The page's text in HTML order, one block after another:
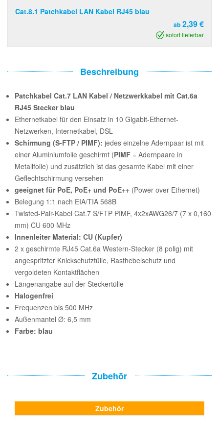
Cat.8.1 Patchkabel LAN Kabel RJ45 blau
ab 2,39 €
sofort lieferbar
Beschreibung
Patchkabel Cat.7 LAN Kabel / Netzwerkkabel mit Cat.6a
RJ45 Stecker blau
Ethernetkabel für den Einsatz in 10 Gigabit-Ethernet-
Netzwerken, Internetkabel, DSL
Schirmung (S-FTP / PIMF): jedes einzelne Adernpaar ist mit
einer Aluminiumfolie geschirmt (PIMF = Adernpaare in
Metallfolie) und zusätzlich ist das gesamte Kabel mit einer
Geflechtschirmung versehen
geeignet für PoE, PoE+ und PoE++ (Power over Ethernet)
Belegung 1:1 nach EIA/TIA 568B
Twisted-Pair-Kabel Cat.7 S/FTP PIMF, 4x2xAWG26/7 (7 x 0,160
mm) CU 600 MHz
Innenleiter Material: CU (Kupfer)
2 x geschirmte RJ45 Cat.6a Western-Stecker (8 polig) mit
angespritzter Knickschutztülle, Rasthebelschutz und
vergoldeten Kontaktflächen
Längenangabe auf der Steckertülle
Halogenfrei
Frequenzen bis 500 MHz
Außenmantel Ø: 6,5 mm
Farbe: blau
Zubehör
Zubehör